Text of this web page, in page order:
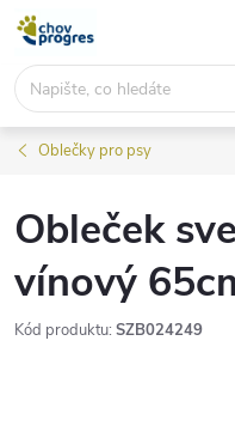
Přejít
obsah
Oblečky pro psy
Obleček
vínový
Kód produktu: SZB024249